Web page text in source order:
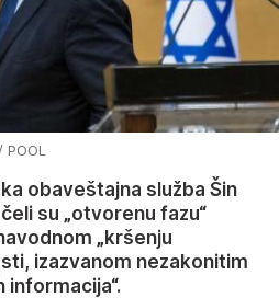
obaveštajna služba Šin
su „otvorenu fazu“
„kršenju
izazvanom nezakonitim